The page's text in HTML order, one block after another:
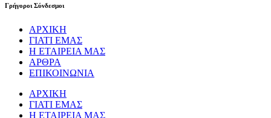
Γρήγοροι Σύνδεσμοι
ΑΡΧΙΚΗ
ΓΙΑΤΙ ΕΜΑΣ
Η ΕΤΑΙΡΕΙΑ ΜΑΣ
ΑΡΘΡΑ
ΕΠΙΚΟΙΝΩΝΙΑ
ΑΡΧΙΚΗ
ΓΙΑΤΙ ΕΜΑΣ
Η ΕΤΑΙΡΕΙΑ ΜΑΣ